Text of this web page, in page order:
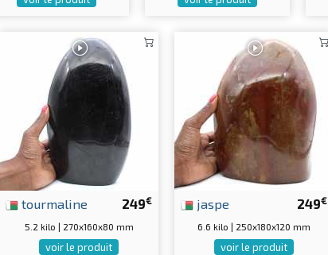
249€
tourmaline
5.2 kilo | 270x160x80 mm
voir le produit
249€
jaspe
6.6 kilo | 250x180x120 mm
voir le produit